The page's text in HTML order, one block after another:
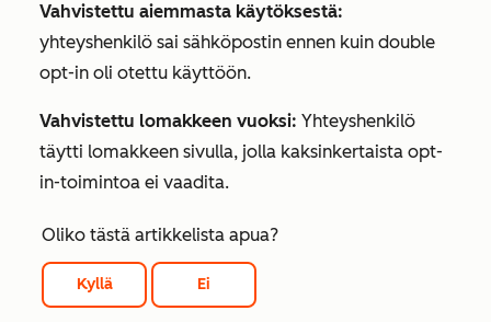
Vahvistettu aiemmasta käytöksestä:
yhteyshenkilö sai sähköpostin ennen kuin double
opt-in oli otettu käyttöön.
Vahvistettu lomakkeen vuoksi: Yhteyshenkilö
täytti lomakkeen sivulla, jolla kaksinkertaista opt-
in-toimintoa ei vaadita.
Oliko tästä artikkelista apua?
Kyllä Ei